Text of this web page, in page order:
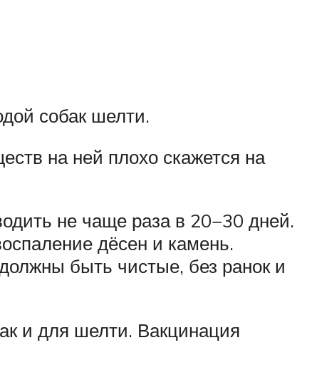
собак шелти.
на ней плохо скажется на
не чаще раза в 20−30 дней.
дёсен и камень.
быть чистые, без ранок и
и для шелти. Вакцинация